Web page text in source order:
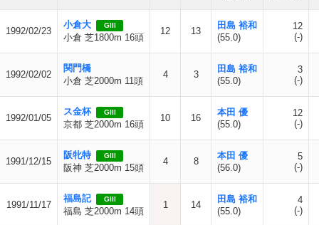
1992/02/23
小倉大 GIII
小倉 芝1800m 16頭
12 13
田島 裕和
(55.0)
12
(-)
1992/02/02
関門橋
小倉 芝2000m 11頭
4 3
田島 裕和
(55.0)
3
(-)
1992/01/05
ス金杯 GIII
京都 芝2000m 16頭
10 16
本田 優
(55.0)
12
(-)
1991/12/15
阪牝特 GIII
阪神 芝2000m 15頭
4 8
本田 優
(56.0)
5
(-)
1991/11/17
福島記 GIII
福島 芝2000m 14頭
1 14
田島 裕和
(55.0)
4
(-)